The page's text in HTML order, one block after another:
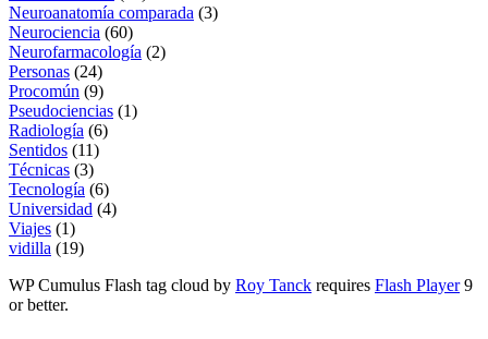
Neuroanatomía comparada (3)
Neurociencia (60)
Neurofarmacología (2)
Personas (24)
Procomún (9)
Pseudociencias (1)
Radiología (6)
Sentidos (11)
Técnicas (3)
Tecnología (6)
Universidad (4)
Viajes (1)
vidilla (19)
WP Cumulus Flash tag cloud by Roy Tanck requires Flash Player9
or better.